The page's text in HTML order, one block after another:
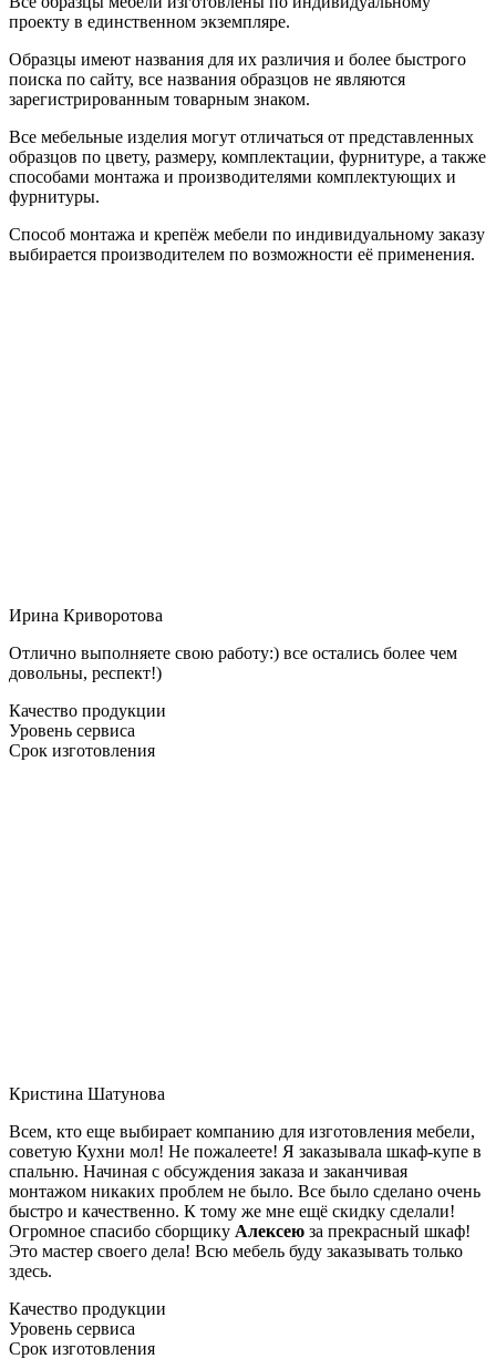
проекту в единственном экземпляре.
Образцы имеют названия для их различия и более быстрого
поиска по сайту, все названия образцов не являются
зарегистрированным товарным знаком.
Все мебельные изделия могут отличаться от представленных
образцов по цвету, размеру, комплектации, фурнитуре, а также
способами монтажа и производителями комплектующих и
фурнитуры.
Способ монтажа и крепёж мебели по индивидуальному заказу
выбирается производителем по возможности её применения.
Ирина Криворотова
Отлично выполняете свою работу:) все остались более чем
довольны, респект!)
Качество продукции
Уровень сервиса
Срок изготовления
Кристина Шатунова
Всем, кто еще выбирает компанию для изготовления мебели,
советую Кухни мол! Не пожалеете! Я заказывала шкаф-купе в
спальню. Начиная с обсуждения заказа и заканчивая
монтажом никаких проблем не было. Все было сделано очень
быстро и качественно. К тому же мне ещё скидку сделали!
Огромное спасибо сборщику Алексею за прекрасный шкаф!
Это мастер своего дела! Всю мебель буду заказывать только
здесь.
Качество продукции
Уровень сервиса
Срок изготовления